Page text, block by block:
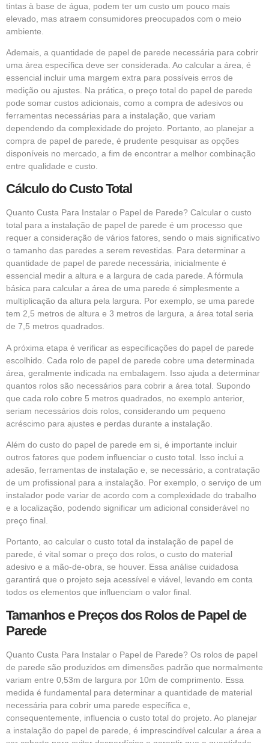
tintas à base de água, podem ter um custo um pouco mais
elevado, mas atraem consumidores preocupados com o meio
ambiente.
Ademais, a quantidade de papel de parede necessária para cobrir
uma área específica deve ser considerada. Ao calcular a área, é
essencial incluir uma margem extra para possíveis erros de
medição ou ajustes. Na prática, o preço total do papel de parede
pode somar custos adicionais, como a compra de adesivos ou
ferramentas necessárias para a instalação, que variam
dependendo da complexidade do projeto. Portanto, ao planejar a
compra de papel de parede, é prudente pesquisar as opções
disponíveis no mercado, a fim de encontrar a melhor combinação
entre qualidade e custo.
Cálculo do Custo Total
Quanto Custa Para Instalar o Papel de Parede? Calcular o custo
total para a instalação de papel de parede é um processo que
requer a consideração de vários fatores, sendo o mais significativo
o tamanho das paredes a serem revestidas. Para determinar a
quantidade de papel de parede necessária, inicialmente é
essencial medir a altura e a largura de cada parede. A fórmula
básica para calcular a área de uma parede é simplesmente a
multiplicação da altura pela largura. Por exemplo, se uma parede
tem 2,5 metros de altura e 3 metros de largura, a área total seria
de 7,5 metros quadrados.
A próxima etapa é verificar as especificações do papel de parede
escolhido. Cada rolo de papel de parede cobre uma determinada
área, geralmente indicada na embalagem. Isso ajuda a determinar
quantos rolos são necessários para cobrir a área total. Supondo
que cada rolo cobre 5 metros quadrados, no exemplo anterior,
seriam necessários dois rolos, considerando um pequeno
acréscimo para ajustes e perdas durante a instalação.
Além do custo do papel de parede em si, é importante incluir
outros fatores que podem influenciar o custo total. Isso inclui a
adesão, ferramentas de instalação e, se necessário, a contratação
de um profissional para a instalação. Por exemplo, o serviço de um
instalador pode variar de acordo com a complexidade do trabalho
e a localização, podendo significar um adicional considerável no
preço final.
Portanto, ao calcular o custo total da instalação de papel de
parede, é vital somar o preço dos rolos, o custo do material
adesivo e a mão-de-obra, se houver. Essa análise cuidadosa
garantirá que o projeto seja acessível e viável, levando em conta
todos os elementos que influenciam o valor final.
Tamanhos e Preços dos Rolos de Papel de
Parede
Quanto Custa Para Instalar o Papel de Parede? Os rolos de papel
de parede são produzidos em dimensões padrão que normalmente
variam entre 0,53m de largura por 10m de comprimento. Essa
medida é fundamental para determinar a quantidade de material
necessária para cobrir uma parede específica e,
consequentemente, influencia o custo total do projeto. Ao planejar
a instalação do papel de parede, é imprescindível calcular a área a